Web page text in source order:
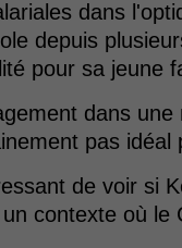
dans
depuis
pour sa jeune
dans
pas idéal
de voir si
contexte où le